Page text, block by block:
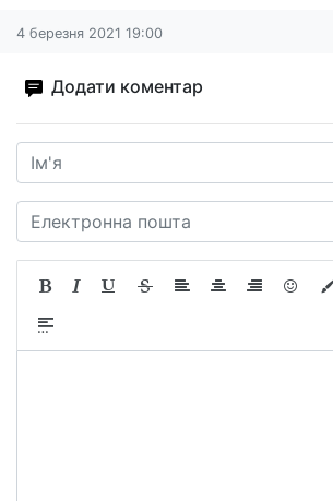
4 березня 2021 19:00
Додати коментар